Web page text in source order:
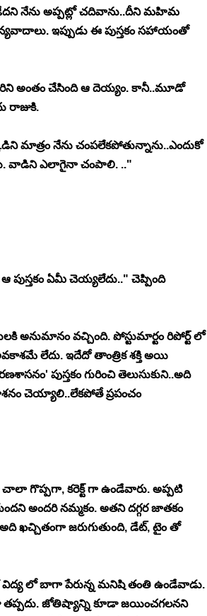
నేను అప్పట్లో చదివాను..దీని మహిమ
ఇప్పుడు ఈ పుస్తకం సహాయంతో
అంతం చేసింది ఆ దెయ్యం. కానీ..మూడో
రాజుకి.
మాత్రం నేను చంపలేకపోతున్నాను..ఎందుకో
వాడిని ఎలాగైనా చంపాలి. .."
ఏమీ చెయ్యలేదు.." చెప్పింది
అనుమానం వచ్చింది. పోస్టుమార్టం రిపోర్ట్ లో
లేదు. ఇదేదో తాంత్రిక శక్తి అయి
పుస్తకం గురించి తెలుసుకుని..అది
చెయ్యాలి..లేకపోతే ప్రపంచం
గొప్పగా, కరెక్ట్ గా ఉండేవారు. అప్పటి
అందరి నమ్మకం. అతని దగ్గర జాతకం
ఖచ్చితంగా జరుగుతుంది, డేట్, టైం తో
విద్య లో బాగా పేరున్న మనిషి తంతి ఉండేవాడు.
తప్పదు. జోతిష్యాన్ని కూడా జయించగలనని